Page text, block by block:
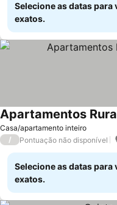
Selecione as datas para
exatos.
Casa/apartamento inteiro
Apartamentos
/ Pontuação não disponível
Selecione as datas para
exatos.